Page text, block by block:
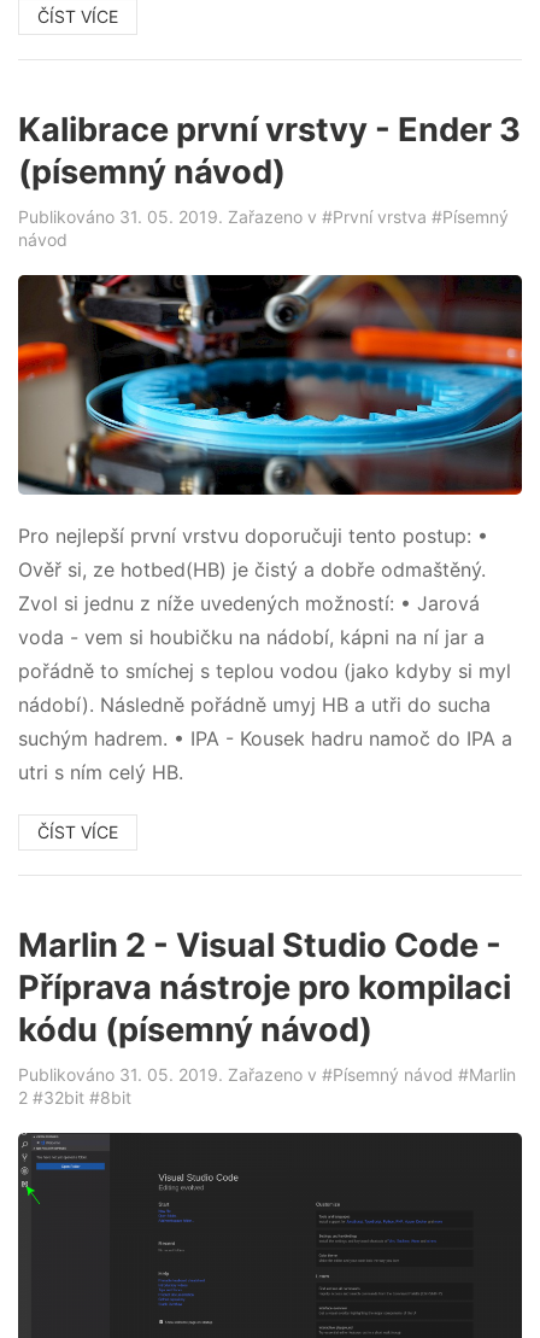
ČÍST VÍCE
Kalibrace první vrstvy - Ender 3
(písemný návod)
Publikováno 31. 05. 2019. Zařazeno v #První vrstva #Písemný
návod
Pro nejlepší první vrstvu doporučuji tento postup: •
Ověř si, ze hotbed(HB) je čistý a dobře odmaštěný.
Zvol si jednu z níže uvedených možností: • Jarová
voda - vem si houbičku na nádobí, kápni na ní jar a
pořádně to smíchej s teplou vodou (jako kdyby si myl
nádobí). Následně pořádně umyj HB a utři do sucha
suchým hadrem. • IPA - Kousek hadru namoč do IPA a
utri s ním celý HB.
ČÍST VÍCE
Marlin 2 - Visual Studio Code -
Příprava nástroje pro kompilaci
kódu (písemný návod)
Publikováno 31. 05. 2019. Zařazeno v #Písemný návod #Marlin
2 #32bit #8bit